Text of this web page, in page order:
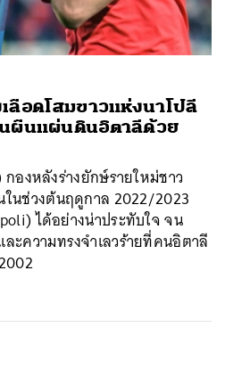
ลือดโสมขาวแห่งนาโปลี
ผืนแผ่นดินอิตาลีด้วย
องหลังร่างยักษ์รายใหม่ชาว
ในช่วงต้นฤดูกาล 2022/2023
ได้อย่างน่าประทับใจ จน
ะความทรงจำเลวร้ายที่คนอิตาลี